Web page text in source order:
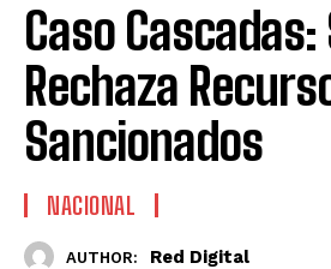
Caso Cascadas:
Rechaza
Sancionados
NACIONAL
AUTHOR: Red Digital